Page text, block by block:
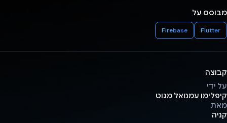
מבוסס על
Flutter
Firebase
קבוצה
על ידי
קיפלימו עמנואל מגוט
מאת
קניה